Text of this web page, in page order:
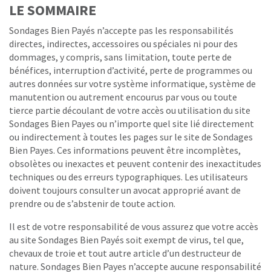
LE SOMMAIRE
Sondages Bien Payés n’accepte pas les responsabilités
directes, indirectes, accessoires ou spéciales ni pour des
dommages, y compris, sans limitation, toute perte de
bénéfices, interruption d’activité, perte de programmes ou
autres données sur votre système informatique, système de
manutention ou autrement encourus par vous ou toute
tierce partie découlant de votre accès ou utilisation du site
Sondages Bien Payes ou n’importe quel site lié directement
ou indirectement à toutes les pages sur le site de Sondages
Bien Payes. Ces informations peuvent être incomplètes,
obsolètes ou inexactes et peuvent contenir des inexactitudes
techniques ou des erreurs typographiques. Les utilisateurs
doivent toujours consulter un avocat approprié avant de
prendre ou de s’abstenir de toute action.
Il est de votre responsabilité de vous assurez que votre accès
au site Sondages Bien Payés soit exempt de virus, tel que,
chevaux de troie et tout autre article d’un destructeur de
nature. Sondages Bien Payes n’accepte aucune responsabilité